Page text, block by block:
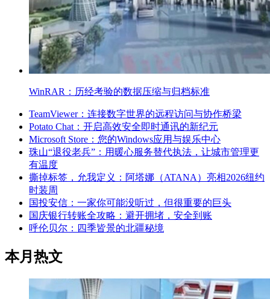
WinRAR：历经考验的数据压缩与归档标准
TeamViewer：连接数字世界的远程访问与协作桥梁
Potato Chat：开启高效安全即时通讯的新纪元
Microsoft Store：您的Windows应用与娱乐中心
珠山“退役老兵”：用暖心服务替代执法，让城市管理更
有温度
撕掉标签，允我定义：阿塔娜（ATANA）亮相2026纽约
时装周
国投安信：一家你可能没听过，但很重要的巨头
国庆银行转账全攻略：避开拥堵，安全到账
呼伦贝尔：四季皆景的北疆秘境
本月热文